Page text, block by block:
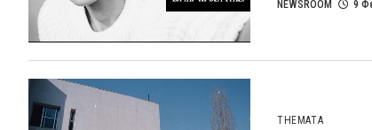
NEWSROOM 9
THEMATA